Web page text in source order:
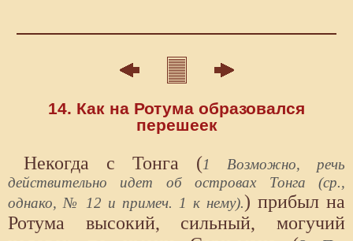
14. Как на Ротума образовался
перешеек
Некогда с Тонга (1 Возможно, речь
действительно идет об островах Тонга (ср.,
однако, № 12 и примеч. 1 к нему).) прибыл на
Ротума высокий, сильный, могучий